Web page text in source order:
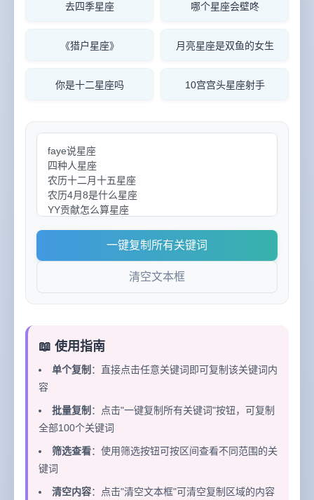
去四季星座 哪个星座会壁咚
《猎户星座》 月亮星座是双鱼的女生
你是十二星座吗 10宫宫头星座射手
一键复制所有关键词
清空文本框
📖 使用指南
单个复制 ：直接点击任意关键词即可复制该关键词内
容
批量复制 ：点击"一键复制所有关键词"按钮，可复制
全部100个关键词
筛选查看：使用筛选按钮可按区间查看不同范围的关
键词
清空内容：点击"清空文本框"可清空复制区域的内容